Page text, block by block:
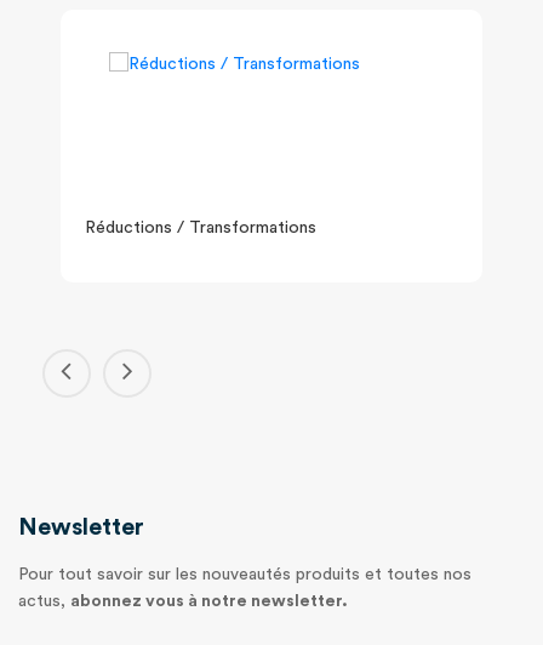
Réductions / Transformations
Newsletter
Pour tout savoir sur les nouveautés produits et toutes nos
actus, abonnez vous à notre newsletter.